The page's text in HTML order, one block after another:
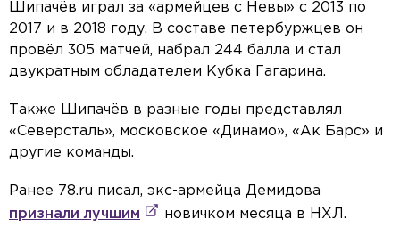
Шипачёв играл за «армейцев с Невы» с 2013 по
2017 и в 2018 году. В составе петербуржцев он
провёл 305 матчей, набрал 244 балла и стал
двукратным обладателем Кубка Гагарина.
Также Шипачёв в разные годы представлял
«Северсталь», московское «Динамо», «Ак Барс» и
другие команды.
Ранее 78.ru писал, экс-армейца Демидова
признали лучшим
новичком месяца в НХЛ.